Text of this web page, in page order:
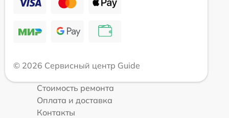
© 2026 Сервисный центр Guide
Стоимость ремонта
Оплата и доставка
Контакты